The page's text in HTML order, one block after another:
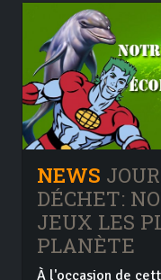
NEWS
DÉCHET:
JEUX LES
PLANÈTE
À l'occasion de